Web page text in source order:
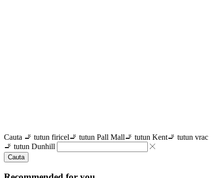
Cauta 🚬 tutun firicel🚬 tutun Pall Mall🚬 tutun Kent🚬 tutun vrac
🚬 tutun Dunhill
Cauta